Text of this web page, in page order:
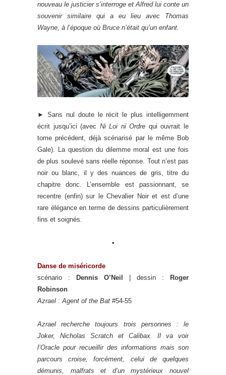
nouveau le justicier s’interroge et Alfred lui conte un
souvenir similaire qui a eu lieu avec Thomas
Wayne, à l’époque où Bruce n’était qu’un enfant.
► Sans nul doute le récit le plus intelligemment
écrit jusqu’ici (avec Ni Loi ni Ordre qui ouvrait le
tome précédent, déjà scénarisé par le même Bob
Gale). La question du dilemme moral est une fois
de plus soulevé sans réelle réponse. Tout n’est pas
noir ou blanc, il y des nuances de gris, titre du
chapitre donc. L’ensemble est passionnant, se
recentre (enfin) sur le Chevalier Noir et est d’une
rare élégance en terme de dessins particulièrement
fins et soignés.
•
Danse de miséricorde
scénario : Dennis O’Neil | dessin : Roger
Robinson
Azrael : Agent of the Bat #54-55
Azrael recherche toujours trois personnes : le
Joker, Nicholas Scratch et Calibax. Il va voir
l’Oracle pour recueillir des informations mais son
parcours croise, forcément, celui de quelques
démunis, malfrats et d’un mystérieux nouvel